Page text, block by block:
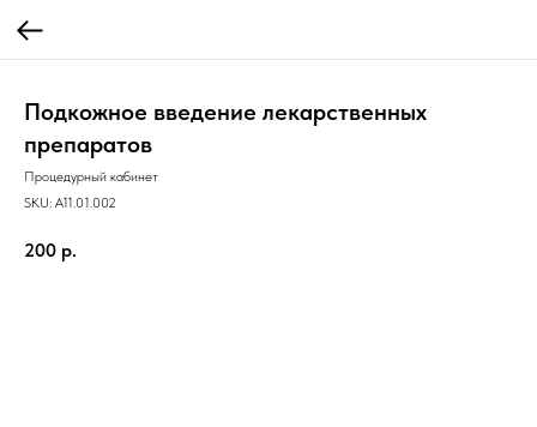
Подкожное введение лекарственных
препаратов
Процедурный кабинет
SKU: A11.01.002
200 р.